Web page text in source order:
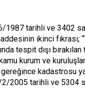
tarihli ve 3402
ikinci fıkrası;
tespit dışı bırakılan
kurum ve
kadastrosu
2/2005 tarihli ve 5304